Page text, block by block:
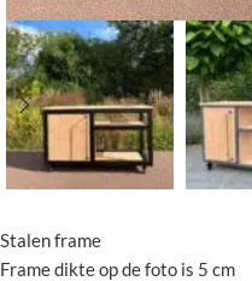
Stalen frame
Frame dikte op de foto is 5 cm